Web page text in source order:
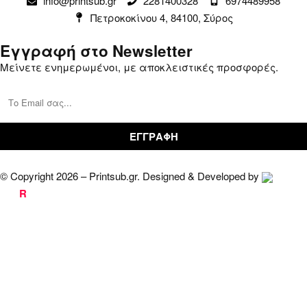
Συναλλαγές
Πετροκοκίνου 4, 84100, Σύρος
Εγγραφή στο Newsletter
Μείνετε ενημερωμένοι, με αποκλειστικές προσφορές.
© Copyright 2026 – Printsub.gr. Designed & Developed by
R